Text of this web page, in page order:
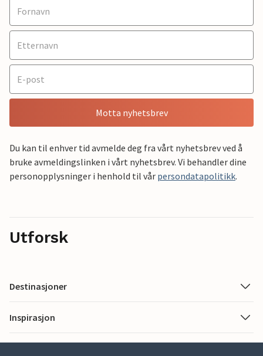
Motta nyhetsbrev
Du kan til enhver tid avmelde deg fra vårt nyhetsbrev ved å
bruke avmeldingslinken i vårt nyhetsbrev. Vi behandler dine
personopplysninger i henhold til vår persondatapolitikk.
Utforsk
Destinasjoner
Inspirasjon